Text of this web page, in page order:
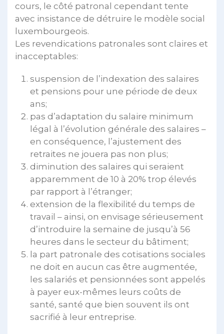
cours, le côté patronal cependant tente
avec insistance de détruire le modèle social
luxembourgeois.
Les revendications patronales sont claires et
inacceptables:
suspension de l’indexation des salaires
et pensions pour une période de deux
ans;
pas d’adaptation du salaire minimum
légal à l’évolution générale des salaires –
en conséquence, l’ajustement des
retraites ne jouera pas non plus;
diminution des salaires qui seraient
apparemment de 10 à 20% trop élevés
par rapport à l’étranger;
extension de la flexibilité du temps de
travail – ainsi, on envisage sérieusement
d’introduire la semaine de jusqu’à 56
heures dans le secteur du bâtiment;
la part patronale des cotisations sociales
ne doit en aucun cas être augmentée,
les salariés et pensionnées sont appelés
à payer eux-mêmes leurs coûts de
santé, santé que bien souvent ils ont
sacrifié à leur entreprise.